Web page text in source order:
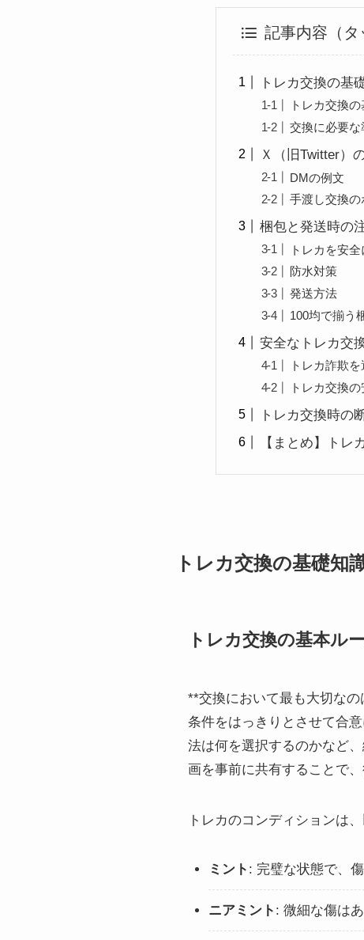
記事内容（タ
トレカ交換の基
トレカ交換
交換に必要な
Ｘ（旧Twitter）
DMの例文
手渡し交換
梱包と発送時の
トレカを安
防水対策
発送方法
100均で揃う
安全なトレカ交
トレカ詐欺
トレカ交換
トレカ交換時の
【まとめ】トレ
トレカ交換の基礎知
トレカ交換の基本ル
**交換において最も大切な
条件をはっきりとさせて合
法は何を選択するのかなど
画を事前に共有することで
トレカのコンディションは
ミント : 完璧な状態で、
ニアミント : 微細な傷は